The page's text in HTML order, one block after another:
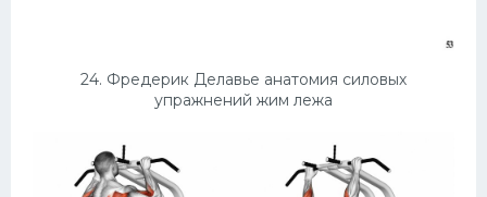
24. Фредерик Делавье анатомия силовых
упражнений жим лежа